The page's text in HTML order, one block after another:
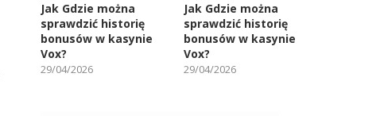
Jak Gdzie można
sprawdzić historię
bonusów w kasynie
Vox?
29/04/2026
Jak Gdzie można
sprawdzić historię
bonusów w kasynie
Vox?
29/04/2026